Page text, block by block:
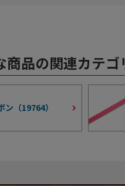
商品の関連カテゴ
ン（19764）